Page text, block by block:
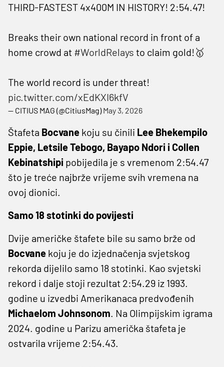
THIRD-FASTEST 4x400M IN HISTORY! 2:54.47!
Breaks their own national record in front of a
home crowd at #WorldRelays to claim gold!🥇
The world record is under threat!
pic.twitter.com/xEdKXI6kfV
— CITIUS MAG (@CitiusMag)May 3, 2026
Štafeta Bocvane koju su činili Lee Bhekempilo
Eppie, Letsile Tebogo, Bayapo Ndori i Collen
Kebinatshipi pobijedila je s vremenom 2:54.47
što je treće najbrže vrijeme svih vremena na
ovoj dionici.
Samo 18 stotinki do povijesti
Dvije američke štafete bile su samo brže od
Bocvane koju je do izjednačenja svjetskog
rekorda dijelilo samo 18 stotinki. Kao svjetski
rekord i dalje stoji rezultat 2:54.29 iz 1993.
godine u izvedbi Amerikanaca predvođenih
Michaelom Johnsonom. Na Olimpijskim igrama
2024. godine u Parizu američka štafeta je
ostvarila vrijeme 2:54.43.